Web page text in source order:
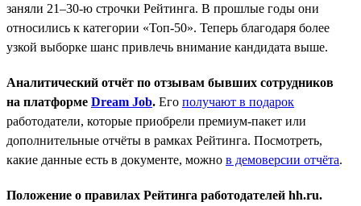
заняли 21–30-ю строчки Рейтинга. В прошлые годы они
относились к категории «Топ-50». Теперь благодаря более
узкой выборке шанс привлечь внимание кандидата выше.
Аналитический отчёт по отзывам бывших сотрудников
на платформе Dream Job. Его получают в подарок
работодатели, которые приобрели премиум-пакет или
дополнительные отчёты в рамках Рейтинга. Посмотреть,
какие данные есть в документе, можно в демоверсии отчёта.
Положение о правилах Рейтинга работодателей hh.ru.